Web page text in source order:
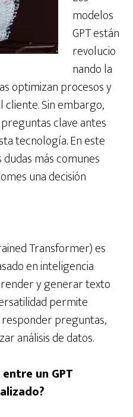
modelos
GPT están
revolucio
nando la
optimizan procesos y
Sin embargo,
clave antes
tecnología. En este
más comunes
una decisión
Transformer) es
en inteligencia
y generar texto
permite
preguntas,
análisis de datos.
un GPT